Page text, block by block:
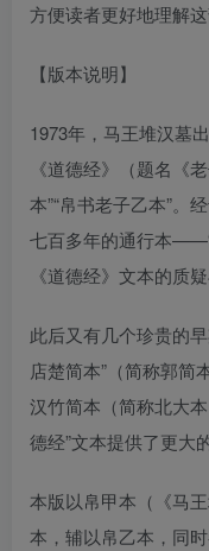
方便读者更好地理解
【版本说明】
1973年，马王堆汉墓
《道德经》（题名《
本”“帛书老子乙本”。
七百多年的通行本
《道德经》文本的质
此后又有几个珍贵的
店楚简本”（简称郭简
汉竹简本（简称北大
德经”文本提供了更大
本版以帛甲本（《马
本，辅以帛乙本，同